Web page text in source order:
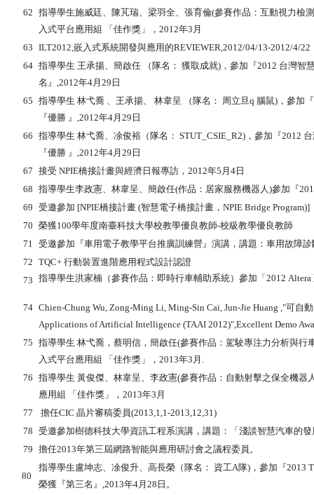
62 指導學生施威廷、陳芃瑞、梁羽全、張育倫(參賽作品：互動視力檢
入式平台應用組 「佳作獎」，2012年3月
63 ILT2012,嵌入式系統開發與應用的REVIEWER,2012/04/13-2012/4/22
64 指導學生 王承揚、簡啟任 （隊名： 獲取成就)，參加『2012 台灣
名』,2012年4月29日
65 指導學生 林弋喬 、王承揚、 林韋呈 （隊名： 周立旦q 腦鼠)，參加
『優勝 』,2012年4月29日
66 指導學生 林弋喬、凃俊裕（隊名： STUT_CSIE_R2)，參加『2012
『優勝 』,2012年4月29日
67 接受 NPIE橋接計畫與經濟日報專訪，2012年5月4日
68 指導學生李政憲、林韋呈、簡啟任(作品：居家服務機器人)參加『
69 受邀參加 [NPIE橋接計畫 (智慧電子橋接計畫，NPIE Bridge
70 榮獲100學年度南臺科技大學校教學優良教師-校級教學優良教師
71 受邀參加『車用電子教學平台推廣訓練營』演講，講題：車用故障
72 TQC+ 行動裝置進階應用程式設計認證
73 指導學生洪家楠（參賽作品：即時行車輔助系統）參加「2012
74 Chien-Chung Wu, Zong-Ming Li, Ming-Sin Cai, Jun-Jie Huang ,"可自
Applications of Artificial Intelligence (TAAI 2012)",Excellent Demo
75 指導學生 林弋喬，蔡明信，簡啟任(參賽作品：駕駛專注力分析與
入式平台應用組 「佳作獎」，2013年3月.
76 指導學生 黃俊傑、林韋呈、李政憲(參賽作品：自動射擊之保全機
應用組 「佳作獎」，2013年3月
77
擔任CIC 晶片審稿委員(2013,1,1-2013,12,31)
78 受邀參加樹德科技大學資訊工程系演講，講題：「淺談智慧汽車的
79 擔任2013年第三屆網路智能與應用研討會之議程委員。
80
指導學生盧坤志、凃俊升、高長榮（隊名： 資工A隊)，參加『2013
榮獲『第三名』,2013年4月28日。